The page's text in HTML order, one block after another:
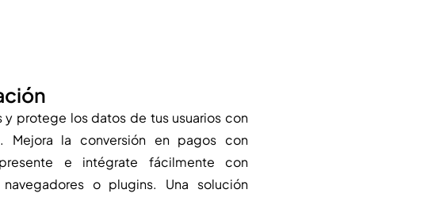
y protege los datos de tus usuarios con
Mejora la conversión en pagos con
e intégrate fácilmente con
navegadores o plugins. Una solución